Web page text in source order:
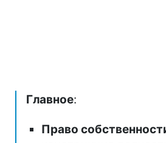
Главное:
Право